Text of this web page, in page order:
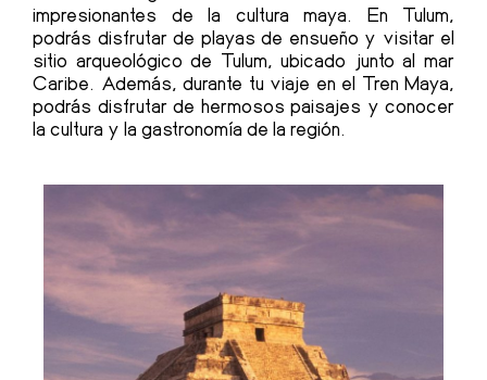
impresionantes de la cultura maya. En Tulum,
podrás disfrutar de playas de ensueño y visitar el
sitio arqueológico de Tulum, ubicado junto al mar
Caribe. Además, durante tu viaje en el Tren Maya,
podrás disfrutar de hermosos paisajes y conocer
la cultura y la gastronomía de la región.